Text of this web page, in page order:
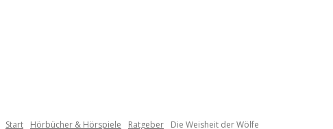
Start Hörbücher & Hörspiele Ratgeber Die Weisheit der Wölfe